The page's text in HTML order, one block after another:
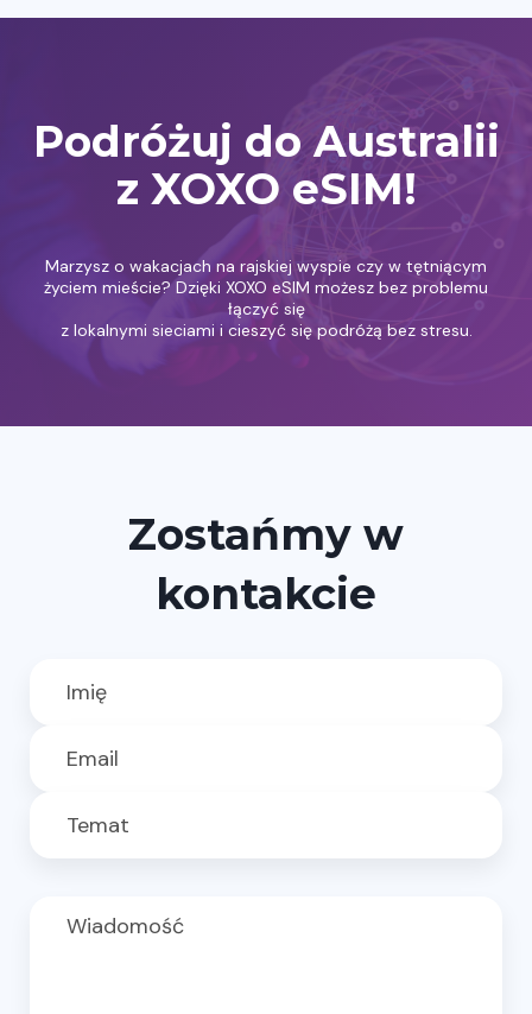
Podróżuj do Australii
z XOXO eSIM!
Marzysz o wakacjach na rajskiej wyspie czy w tętniącym
życiem mieście? Dzięki XOXO eSIM możesz bez problemu
łączyć się
z lokalnymi sieciami i cieszyć się podróżą bez stresu.
Zostańmy w
kontakcie